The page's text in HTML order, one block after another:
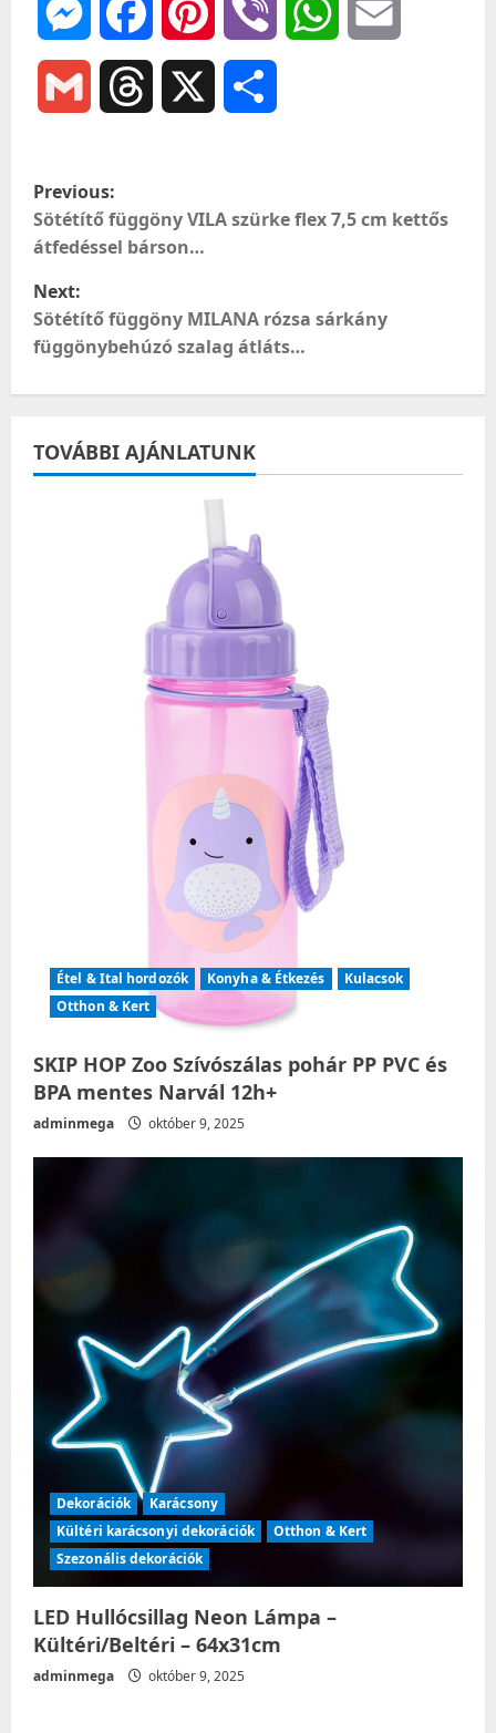
MessengerFacebookPinterest Viber WhatsApp
Gmail Threads
P
o
s
t
n
v
Previous:
Sötétítő függöny VILA szürke flex 7,5 cm kettős
átfedéssel bárson…
Next:
Sötétítő függöny MILANA rózsa sárkány
függönybehúzó szalag átláts…
TOVÁBBI AJÁNLATUNK
Étel & Ital hordozók Konyha & Étkezés
Kulacsok
Otthon & Kert
SKIP HOP Zoo Szívószálas pohár PP PVC és
BPA mentes Narvál 12h+
adminmega október 9, 2025
Dekorációk
Karácsony
Kültéri karácsonyi dekorációk
Otthon & Kert
Szezonális dekorációk
LED Hullócsillag Neon Lámpa –
Kültéri/Beltéri – 64x31cm
adminmega október 9, 2025